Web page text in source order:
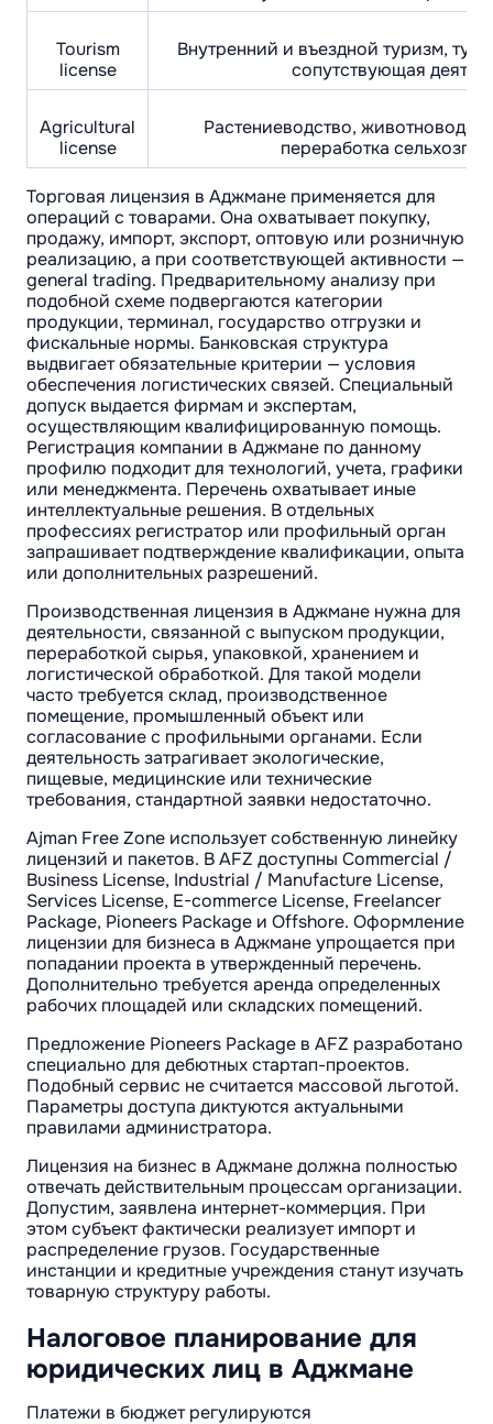
Tourism
license
Внутренний и въездной туризм,
сопутствующая
Agricultural
license
Растениеводство,
переработка
Торговая лицензия в Аджмане применяется для
операций с товарами. Она охватывает покупку,
продажу, импорт, экспорт, оптовую или розничную
реализацию, а при соответствующей активности —
general trading. Предварительному анализу при
подобной схеме подвергаются категории
продукции, терминал, государство отгрузки и
фискальные нормы. Банковская структура
выдвигает обязательные критерии — условия
обеспечения логистических связей. Специальный
допуск выдается фирмам и экспертам,
осуществляющим квалифицированную помощь.
Регистрация компании в Аджмане по данному
профилю подходит для технологий, учета, графики
или менеджмента. Перечень охватывает иные
интеллектуальные решения. В отдельных
профессиях регистратор или профильный орган
запрашивает подтверждение квалификации, опыта
или дополнительных разрешений.
Производственная лицензия в Аджмане нужна для
деятельности, связанной с выпуском продукции,
переработкой сырья, упаковкой, хранением и
логистической обработкой. Для такой модели
часто требуется склад, производственное
помещение, промышленный объект или
согласование с профильными органами. Если
деятельность затрагивает экологические,
пищевые, медицинские или технические
требования, стандартной заявки недостаточно.
Ajman Free Zone использует собственную линейку
лицензий и пакетов. В AFZ доступны Commercial /
Business License, Industrial / Manufacture License,
Services License, E-commerce License, Freelancer
Package, Pioneers Package и Offshore. Оформление
лицензии для бизнеса в Аджмане упрощается при
попадании проекта в утвержденный перечень.
Дополнительно требуется аренда определенных
рабочих площадей или складских помещений.
Предложение Pioneers Package в AFZ разработано
специально для дебютных стартап-проектов.
Подобный сервис не считается массовой льготой.
Параметры доступа диктуются актуальными
правилами администратора.
Лицензия на бизнес в Аджмане должна полностью
отвечать действительным процессам организации.
Допустим, заявлена интернет-коммерция. При
этом субъект фактически реализует импорт и
распределение грузов. Государственные
инстанции и кредитные учреждения станут изучать
товарную структуру работы.
Налоговое планирование для
юридических лиц в Аджмане
Платежи в бюджет регулируются